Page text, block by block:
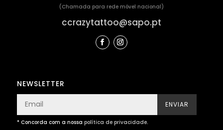
(Chamada para rede móvel nacional)
ccrazytattoo@sapo.pt
NEWSLETTER
ENVIAR
* Concorda com a nossa política de privacidade.